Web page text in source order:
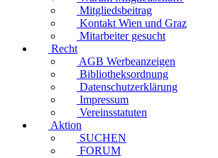
Mitgliedsbeitrag
Kontakt Wien und Graz
Mitarbeiter gesucht
Recht
AGB Werbeanzeigen
Bibliotheksordnung
Datenschutzerklärung
Impressum
Vereinsstatuten
Aktion
SUCHEN
FORUM